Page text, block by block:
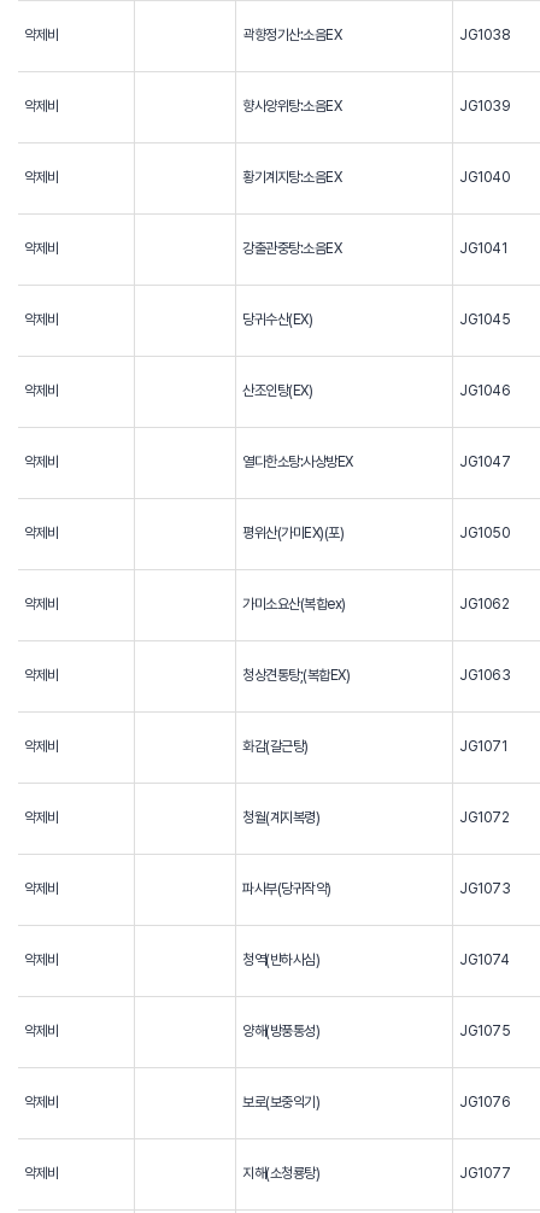
약제비 곽향정기산:소음EX JG1038
약제비 향사양위탕:소음EX JG1039
약제비 황기계지탕:소음EX JG1040
약제비 강출관중탕:소음EX JG1041
약제비 당귀수산(EX) JG1045
약제비 산조인탕(EX) JG1046
약제비 열다한소탕:사상방EX JG1047
약제비 평위산(가미EX)(포) JG1050
약제비 가미소요산(복합ex) JG1062
약제비 청상견통탕;(복합EX) JG1063
약제비 화감(갈근탕) JG1071
약제비 청월(계지복령) JG1072
약제비 파사부(당귀작약) JG1073
약제비 청역(반하사심) JG1074
약제비 양해(방풍통성) JG1075
약제비 보로(보중익기) JG1076
약제비 지해(소청룡탕) JG1077